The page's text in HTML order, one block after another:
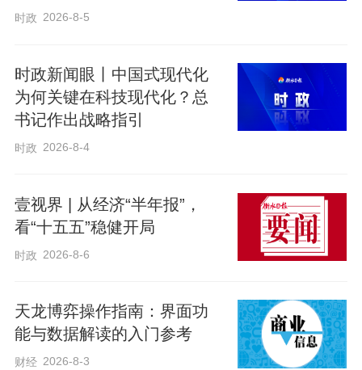
币上，印着中国杂交水稻的图案。
半个世纪前，杂交水稻在中国率先成功研
发并大面积推广，助力解决世界近五分之
一人口吃饭问题，并远播包括马达加斯加
在内的五大洲近70国。
习近平总书记曾在多个场合谈及杂交水稻
之于中国、世界的意义：“为人类保障粮食
安全、减少贫困发挥了重要作用”“为各国粮
发展中国家粮食短缺问题提供了中国方
案”。
时政 2026-8-5
时政新闻眼丨中国式现代化
为何关键在科技现代化？总
书记作出战略指引
时政 2026-8-4
壹视界 | 从经济“半年报”，
看“十五五”稳健开局
时政 2026-8-6
天龙博弈操作指南：界面功
能与数据解读的入门参考
财经 2026-8-3